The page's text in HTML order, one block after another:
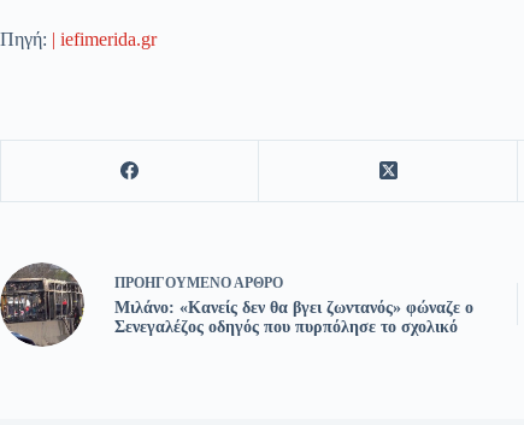
Πηγή: | iefimerida.gr
ΠΡΟΗΓΟΎΜΕΝΟΆΡΘΡΟ
Μιλάνο: «Κανείς δεν θα βγει ζωντανός» φώναζε ο
Σενεγαλέζος οδηγός που πυρπόλησε το σχολικό